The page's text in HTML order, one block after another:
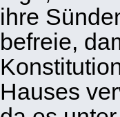
ihre
befreie,
Hauses